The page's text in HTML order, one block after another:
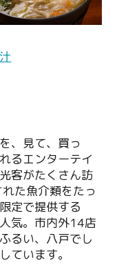
、見て、買っ
るエンターテイ
客がたくさん訪
た魚介類をたっ
定で提供する
気。市内外14店
るい、八戸でし
ています。